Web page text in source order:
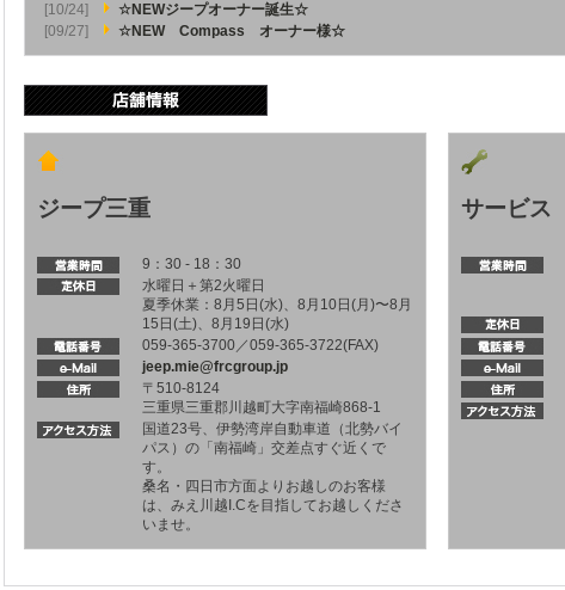
[10/24]
☆NEWジープオーナー誕生☆
[09/27]
☆NEW Compass オーナー様☆
ジープ三重
9：30 - 18：30
水曜日＋第2火曜日
夏季休業：8月5日(水)、8月10日(月)〜8月
15日(土)、8月19日(水)
059-365-3700／059-365-3722(FAX)
jeep.mie@frcgroup.jp
〒510-8124
三重県三重郡川越町大字南福崎868-1
国道23号、伊勢湾岸自動車道（北勢バイ
パス）の「南福崎」交差点すぐ近くで
す。
桑名・四日市方面よりお越しのお客様
は、みえ川越I.Cを目指してお越しくださ
いませ。
サービス